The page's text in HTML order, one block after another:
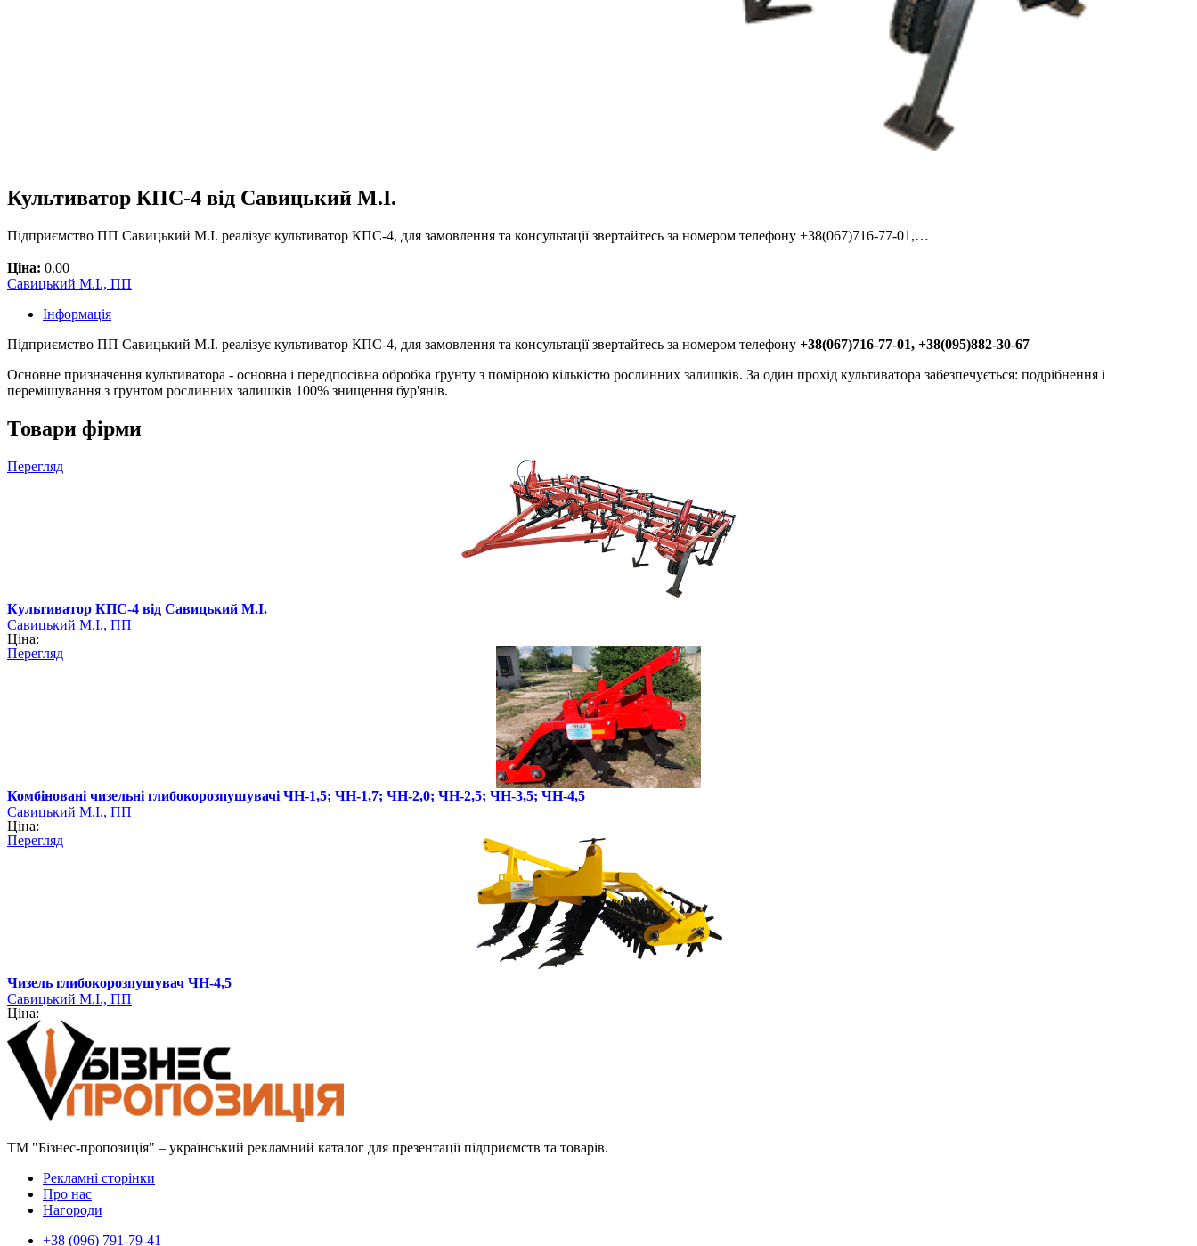
Культиватор КПС-4 від Савицький М.І.
Підприємство ПП Савицький М.І. реалізує культиватор КПС-4, для замовлення та консультації звертайтесь за номером телефону +38(067)716-77-01,…
Ціна: 0.00
Савицький М.І., ПП
Інформація
Підприємство ПП Савицький М.І. реалізує культиватор КПС-4, для замовлення та консультації звертайтесь за номером телефону +38(067)716-77-01, +38(095)882-30-67
Основне призначення культиватора - основна і передпосівна обробка ґрунту з помірною кількістю рослинних залишків. За один прохід культиватора забезпечується: подрібнення і
перемішування з ґрунтом рослинних залишків 100% знищення бур'янів.
Товари фірми
Перегляд
Культиватор КПС-4 від Савицький М.І.
Савицький М.І., ПП
Ціна:
Перегляд
Комбіновані чизельні глибокорозпушувачі ЧН-1,5; ЧН-1,7; ЧН-2,0; ЧН-2,5; ЧН-3,5; ЧН-4,5
Савицький М.І., ПП
Ціна:
Перегляд
Чизель глибокорозпушувач ЧН-4,5
Савицький М.І., ПП
Ціна:
ТМ "Бізнес-пропозиція" – український рекламний каталог для презентації підприємств та товарів.
Рекламні сторінки
Про нас
Нагороди
+38 (096) 791-79-41